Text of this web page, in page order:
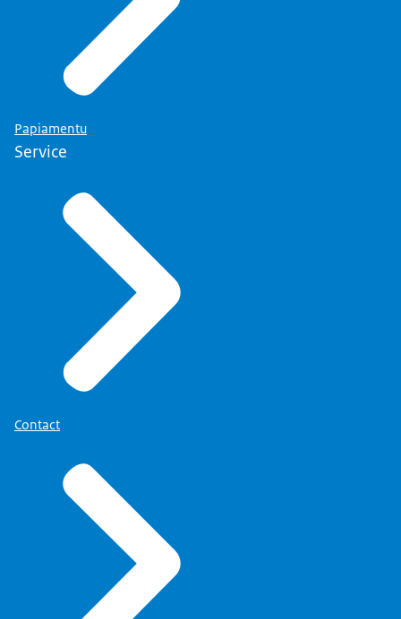
Papiamentu
Service
Contact